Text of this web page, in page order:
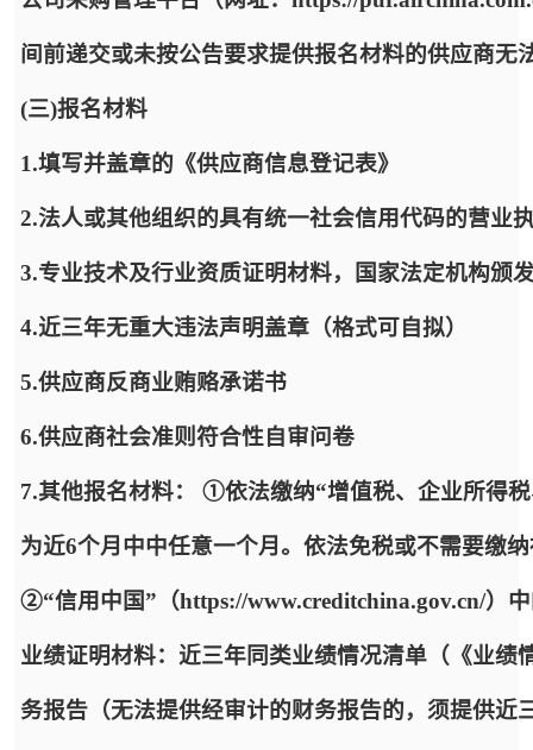
间前递交或未按公告要求提供报名材料的供应商
(三)报名材料
1.填写并盖章的《供应商信息登记表》
2.法人或其他组织的具有统一社会信用代码的营业
3.专业技术及行业资质证明材料，国家法定机构颁
4.近三年无重大违法声明盖章（格式可自拟）
5.供应商反商业贿赂承诺书
6.供应商社会准则符合性自审问卷
7.其他报名材料： ①依法缴纳“增值税、企业所得
为近6个月中中任意一个月。依法免税或不需要缴
②“信用中国”（https://www.creditchina.gov.cn/）
业绩证明材料：近三年同类业绩情况清单（《业
务报告（无法提供经审计的财务报告的，须提供